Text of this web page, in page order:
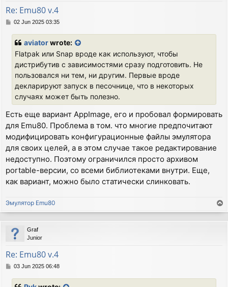
Re: Emu80 v.4
P02 Jun 2025 03:35
aviatorwrote:
Flatpak или Snap вроде как используют, чтобы
дистрибутив с зависимостями сразу подготовить. Не
пользовался ни тем, ни другим. Первые вроде
декларируют запуск в песочнице, что в некоторых
случаях может быть полезно.
Есть еще вариант AppImage, его и пробовал формировать
для Emu80. Проблема в том. что многие предпочитают
модифицировать конфигурационные файлы эмулятора
для своих целей, а в этом случае такое редактирование
недоступно. Поэтому ограничился просто архивом
portable-версии, со всеми библиотеками внутри. Еще,
как вариант, можно было статически слинковать.
Эмулятор Emu80
o
p
Graf
Junior
Re: Emu80 v.4
P03 Jun 2025 06:48